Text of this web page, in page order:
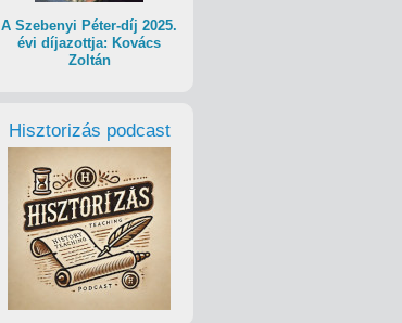
A Szebenyi Péter-díj 2025.
évi díjazottja: Kovács
Zoltán
Hisztorizás podcast